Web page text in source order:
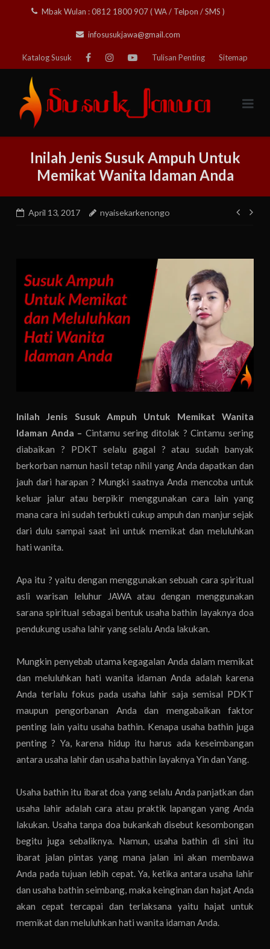
Mbak Wulan : 0812 1800 907 ( WA / Telpon / SMS )
infosusukjawa@gmail.com
Katalog Susuk Tulisan Penting Sitemap
Inilah Jenis Susuk Ampuh Untuk
Memikat Wanita Idaman Anda
April 13, 2017 nyaisekarkenongo
Post
Inilah Jenis Susuk Ampuh Untuk Memikat Wanita
Idaman Anda – Cintamu sering ditolak ? Cintamu sering
diabaikan ? PDKT selalu gagal ? atau sudah banyak
berkorban namun hasil tetap nihil yang Anda dapatkan dan
jauh dari harapan ? Mungki saatnya Anda mencoba untuk
keluar jalur atau berpikir menggunakan cara lain yang
mana cara ini sudah terbukti cukup ampuh dan manjur sejak
dari dulu sampai saat ini untuk memikat dan meluluhkan
hati wanita.
Apa itu ? yaitu dengan menggunakan sebuah cara spiritual
asli warisan leluhur JAWA atau dengan menggunakan
sarana spiritual sebagai bentuk usaha bathin layaknya doa
pendukung usaha lahir yang selalu Anda lakukan.
Mungkin penyebab utama kegagalan Anda dalam memikat
dan meluluhkan hati wanita idaman Anda adalah karena
Anda terlalu fokus pada usaha lahir saja semisal PDKT
maupun pengorbanan Anda dan mengabaikan faktor
penting lain yaitu usaha bathin. Kenapa usaha bathin juga
penting ? Ya, karena hidup itu harus ada keseimbangan
antara usaha lahir dan usaha bathin layaknya Yin dan Yang.
Usaha bathin itu ibarat doa yang selalu Anda panjatkan dan
usaha lahir adalah cara atau praktik lapangan yang Anda
lakukan. Usaha tanpa doa bukankah disebut kesombongan
begitu juga sebaliknya. Namun, usaha bathin di sini itu
ibarat jalan pintas yang mana jalan ini akan membawa
Anda pada tujuan lebih cepat. Ya, ketika antara usaha lahir
dan usaha bathin seimbang, maka keinginan dan hajat Anda
akan cepat tercapai dan terlaksana yaitu hajat untuk
memikat dan meluluhkan hati wanita idaman Anda.